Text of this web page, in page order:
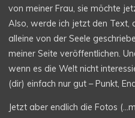
von meiner Frau, sie möchte
Also, werde ich jetzt den Text,
alleine von der Seele
meiner Seite veröffentlichen.
wenn es die Welt nicht
(dir) einfach nur gut – Punkt,
Jetzt aber endlich die Fotos